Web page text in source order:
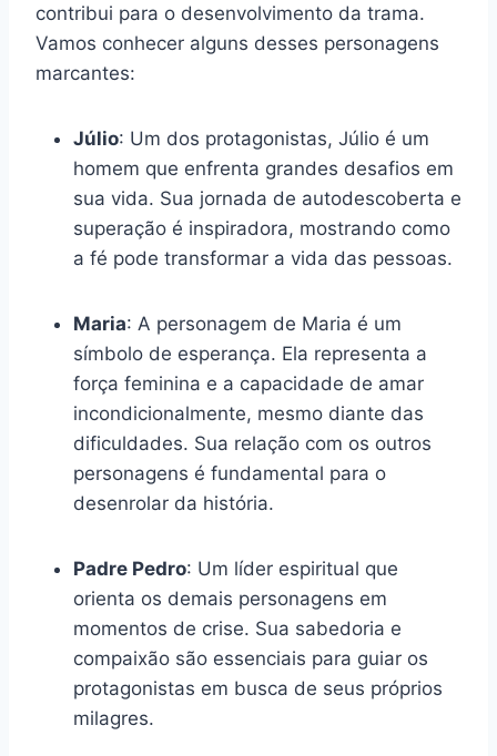
contribui para o desenvolvimento da trama.
Vamos conhecer alguns desses personagens
marcantes:
Júlio: Um dos protagonistas, Júlio é um
homem que enfrenta grandes desafios em
sua vida. Sua jornada de autodescoberta e
superação é inspiradora, mostrando como
a fé pode transformar a vida das pessoas.
Maria: A personagem de Maria é um
símbolo de esperança. Ela representa a
força feminina e a capacidade de amar
incondicionalmente, mesmo diante das
dificuldades. Sua relação com os outros
personagens é fundamental para o
desenrolar da história.
Padre Pedro: Um líder espiritual que
orienta os demais personagens em
momentos de crise. Sua sabedoria e
compaixão são essenciais para guiar os
protagonistas em busca de seus próprios
milagres.